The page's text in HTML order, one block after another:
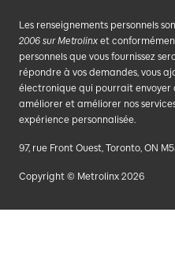
Les renseignements personnels
2006 sur Metrolinx et
personnels que vous fournissez
répondre à vos demandes, vous
électronique qui pourrait envoyer
améliorer et améliorer nos
expérience personnalisée.
97, rue Front Ouest, Toronto, ON
Copyright © Metrolinx 2026